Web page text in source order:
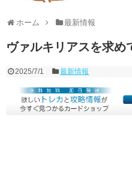
ホーム 最新情報
ヴァルキリアスを求め
2025/7/1 最新情報